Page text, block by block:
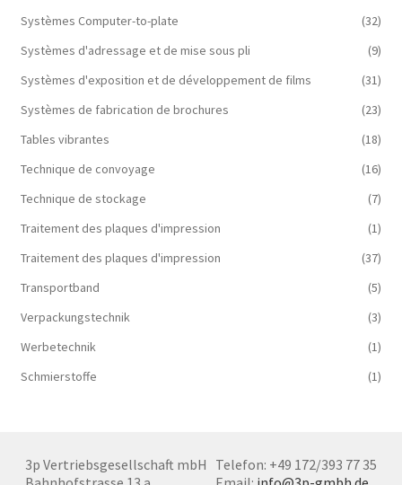
Systèmes Computer-to-plate
(32)
Systèmes d'adressage et de mise sous pli
(9)
Systèmes d'exposition et de développement de films
(31)
Systèmes de fabrication de brochures
(23)
Tables vibrantes
(18)
Technique de convoyage
(16)
Technique de stockage
(7)
Traitement des plaques d'impression
(1)
Traitement des plaques d'impression
(37)
Transportband
(5)
Verpackungstechnik
(3)
Werbetechnik
(1)
Schmierstoffe
(1)
3p Vertriebsgesellschaft mbH Telefon: +49 172/393 77 35